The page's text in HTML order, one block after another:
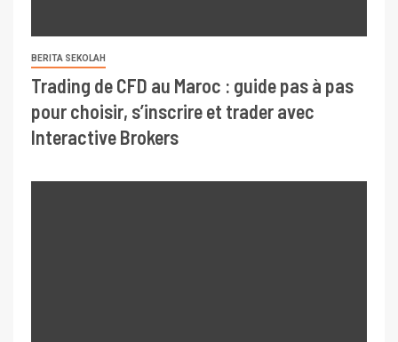
BERITA SEKOLAH
Trading de CFD au Maroc : guide pas à pas
pour choisir, s’inscrire et trader avec
Interactive Brokers